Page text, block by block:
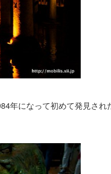
年になって初めて発見さ